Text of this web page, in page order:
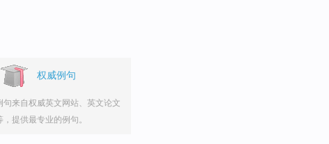
权威例句
句来自权威英文网站、英文论文
，提供最专业的例句。